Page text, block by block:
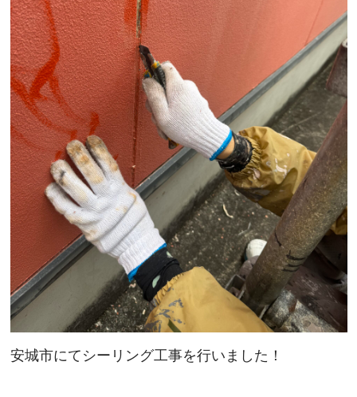
安城市にてシーリング工事を行いました！